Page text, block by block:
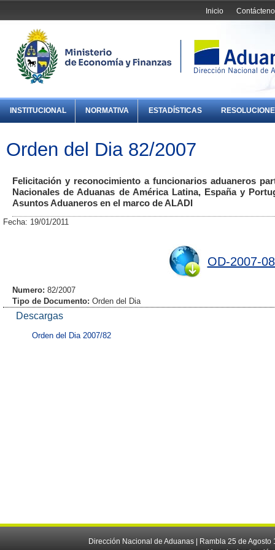
Inicio
INSTITUCIONAL NORMATIVA ESTADÍSTICAS
Orden del Dia 82/2007
Felicitación y reconocimiento a funcionarios aduaneros
Nacionales de Aduanas de América Latina, España y
Asuntos Aduaneros en el marco de ALADI
Fecha: 19/01/2011
OD-2007-
Numero: 82/2007
Tipo de Documento: Orden del Dia
Descargas
Orden del Dia 2007/82
Dirección Nacional de Aduanas | Rambla 25 de